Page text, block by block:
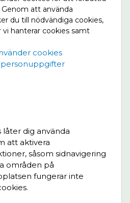
att använda
du till nödvändiga cookies,
hanterar cookies samt
cookies
personuppgifter
låter dig använda
att aktivera
såsom sidnavigering
områden på
fungerar inte
Älvstranden Utveckling
Stad.
av Vision Älvstaden,
där
växa till dubbel storlek, på